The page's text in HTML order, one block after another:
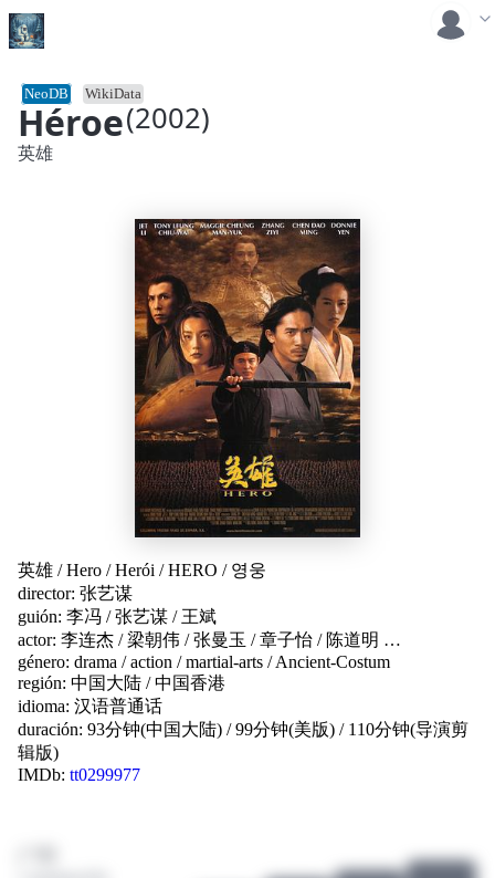
Héroe (2002)
NeoDB WikiData
英雄 /Hero /Herói /HERO / 영웅
director: 张艺谋
guión: 李冯 /张艺谋 / 王斌
actor: 李连杰 /梁朝伟 /张曼玉 /章子怡 / 陈道明 …
género: drama /action /martial-arts /Ancient-Costum
región: 中国大陆 /中国香港
idioma: 汉语普通话
duración: 93分钟(中国大陆) / 99分钟(美版) / 110分钟(导演剪
辑版)
IMDb: tt0299977
英雄